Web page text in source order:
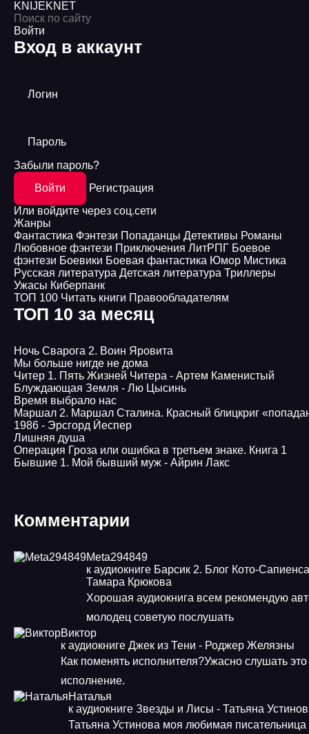
KNIJEKNET
Войти
Вход в аккаунт
Логин
Пароль
Забыли пароль?
Войти
Регистрация
Или войдите через соц.сети
Жанры
Фантастика Фэнтези Попаданцы Детективы Романы
Любовное фэнтези Приключения ЛитРПГ Боевое
фэнтези Боевики Боевая фантастика Юмор Мистика
Русская литература Детская литература Триллеры
Ужасы Киберпанк
ТОП 100 Читать книги Правообладателям
ТОП 10 за месяц
Ночь Сварога 2. Воин Яровита
Мы больше нигде не дома
Читер 1. Пять Жизней Читера - Артем Каменистый
Блуждающая Земля - Лю Цысинь
Время выбрало нас
Маршал 2. Маршал Сталина. Красный блицкриг
1986 - Эрсгорд Йеспер
Лишняя душа
Операция Гроза или ошибка в третьем знаке. Книга 1
Бывшие 1. Мой бывший муж - Айрин Лакс
Комментарии
Meta294849
к аудиокниге Барсик 2. Блог Кото-
Тамара Крюкова
Хорошая аудиокнига всем рекомендую
молодец советую послушать
Виктор
к аудиокниге Джек из Тени - Роджер Желязны
Как поменять исполнителя?Ужасно слушать это
исполнение.
Наталья
к аудиокниге Звезды и Лисы - Татьяна
Татьяна Устинова моя любимая писательница